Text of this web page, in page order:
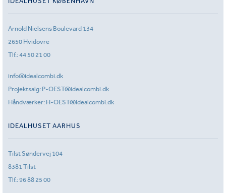
Arnold Nielsens Boulevard 134
2650 Hvidovre
Tlf.:44 50 21 00
info@idealcombi.dk
Projektsalg: P-OEST@idealcombi.dk
Håndværker: H-OEST@idealcombi.dk
IDEALHUSET AARHUS
Tilst Søndervej 104
8381 Tilst
Tlf.:96 88 25 00